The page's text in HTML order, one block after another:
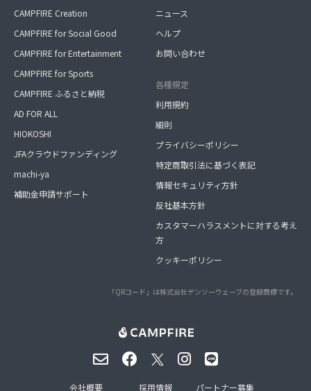
CAMPFIRE Creation
CAMPFIRE for Social Good
CAMPFIRE for Entertainment
CAMPFIRE for Sports
CAMPFIRE ふるさと納税
AD FOR ALL
HIOKOSHI
JFAクラウドファンディング
machi-ya
補助金申請サポート
ニュース
ヘルプ
お問い合わせ
各種規定
利用規約
細則
プライバシーポリシー
特定商取引法に基づく表記
情報セキュリティ方針
反社基本方針
カスタマーハラスメントに対する考え
方
クッキーポリシー
「QRコード」は株式会社デンソーウェーブの登録商標です。
会社概要 採用情報 パートナー募集